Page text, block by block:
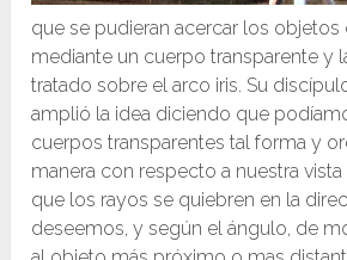
que se pudieran acercar los objetos
mediante un cuerpo transparente y
tratado sobre el arco iris. Su
amplió la idea diciendo que
cuerpos transparentes tal forma y
manera con respecto a nuestra vista
que los rayos se quiebren en la
deseemos, y según el ángulo, de